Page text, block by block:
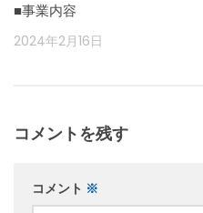
■事業内容
2024年2月16日
コメントを残す
コメント ※